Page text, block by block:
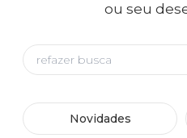
ou seu
Novidades